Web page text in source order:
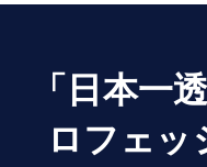
「日本一
ロフェッ